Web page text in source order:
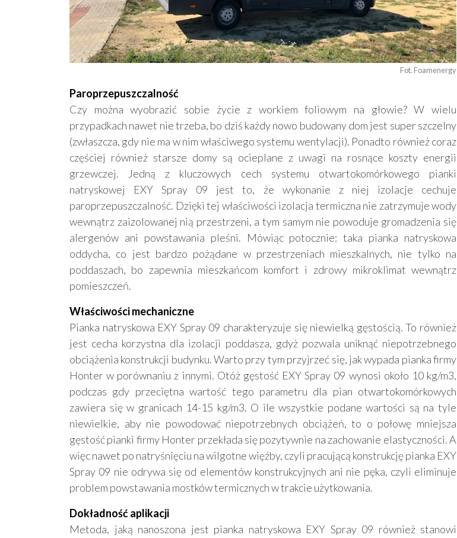
Fot. Foamenergy
Paroprzepuszczalność
Czy można wyobrazić sobie życie z workiem foliowym na głowie? W wielu
przypadkach nawet nie trzeba, bo dziś każdy nowo budowany dom jest super szczelny
(zwłaszcza, gdy nie ma w nim właściwego systemu wentylacji). Ponadto również coraz
częściej również starsze domy są ocieplane z uwagi na rosnące koszty energii
grzewczej. Jedną z kluczowych cech systemu otwartokomórkowego pianki
natryskowej EXY Spray 09 jest to, że wykonanie z niej izolacje cechuje
paroprzepuszczalność. Dzięki tej właściwości izolacja termiczna nie zatrzymuje wody
wewnątrz zaizolowanej nią przestrzeni, a tym samym nie powoduje gromadzenia się
alergenów ani powstawania pleśni. Mówiąc potocznie: taka pianka natryskowa
oddycha, co jest bardzo pożądane w przestrzeniach mieszkalnych, nie tylko na
poddaszach, bo zapewnia mieszkańcom komfort i zdrowy mikroklimat wewnątrz
pomieszczeń.
Właściwości mechaniczne
Pianka natryskowa EXY Spray 09 charakteryzuje się niewielką gęstością. To również
jest cecha korzystna dla izolacji poddasza, gdyż pozwala uniknąć niepotrzebnego
obciążenia konstrukcji budynku. Warto przy tym przyjrzeć się, jak wypada pianka firmy
Honter w porównaniu z innymi. Otóż gęstość EXY Spray 09 wynosi około 10 kg/m3,
podczas gdy przeciętna wartość tego parametru dla pian otwartokomórkowych
zawiera się w granicach 14-15 kg/m3. O ile wszystkie podane wartości są na tyle
niewielkie, aby nie powodować niepotrzebnych obciążeń, to o połowę mniejsza
gęstość pianki firmy Honter przekłada się pozytywnie na zachowanie elastyczności. A
więc nawet po natryśnięciu na wilgotne więźby, czyli pracującą konstrukcję pianka EXY
Spray 09 nie odrywa się od elementów konstrukcyjnych ani nie pęka, czyli eliminuje
problem powstawania mostków termicznych w trakcie użytkowania.
Dokładność aplikacji
Metoda, jaką nanoszona jest pianka natryskowa EXY Spray 09 również stanowi